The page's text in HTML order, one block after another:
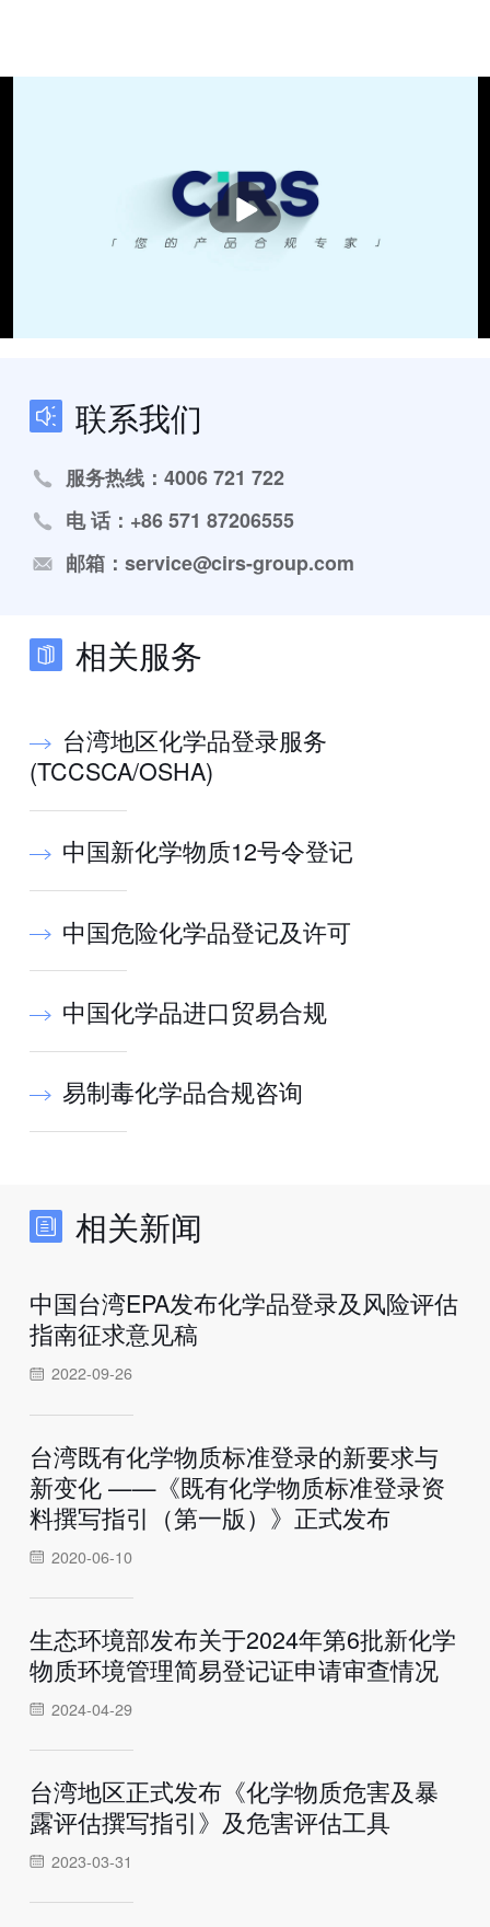
播
放
联系我们
服务热线：4006 721 722
电 话：+86 571 87206555
邮箱：service@cirs-group.com
相关服务
台湾地区化学品登录服务
(TCCSCA/OSHA)
中国新化学物质12号令登记
中国危险化学品登记及许可
中国化学品进口贸易合规
易制毒化学品合规咨询
相关新闻
中国台湾EPA发布化学品登录及风险评估
指南征求意见稿
2022-09-26
台湾既有化学物质标准登录的新要求与
新变化 ——《既有化学物质标准登录资
料撰写指引（第一版）》正式发布
2020-06-10
生态环境部发布关于2024年第6批新化学
物质环境管理简易登记证申请审查情况
2024-04-29
台湾地区正式发布《化学物质危害及暴
露评估撰写指引》及危害评估工具
2023-03-31